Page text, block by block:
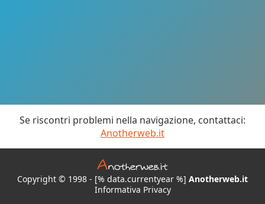
Se riscontri problemi nella navigazione, contattaci:
Anotherweb.it
Copyright © 1998 - [% data.currentyear %] Anotherweb.it
Informativa Privacy